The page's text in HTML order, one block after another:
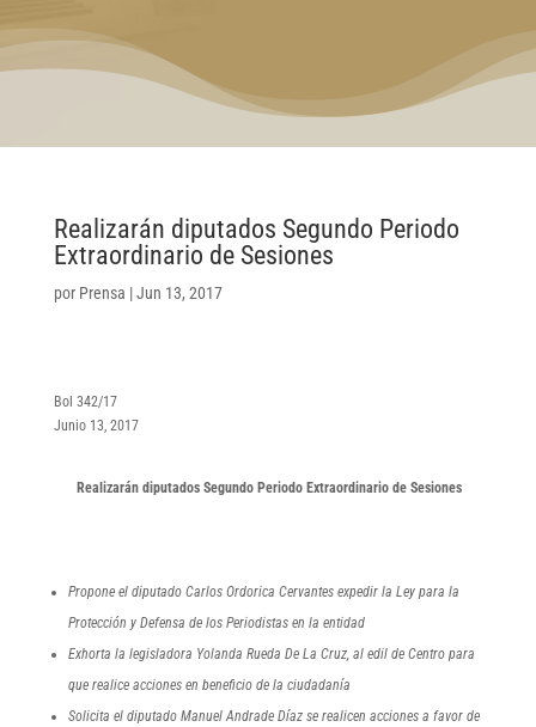
Realizarán diputados Segundo Periodo
Extraordinario de Sesiones
por Prensa |Jun 13, 2017
Bol 342/17
Junio 13, 2017
Realizarán diputados Segundo Periodo Extraordinario de Sesiones
Propone el diputado Carlos Ordorica Cervantes expedir la Ley para la
Protección y Defensa de los Periodistas en la entidad
Exhorta la legisladora Yolanda Rueda De La Cruz, al edil de Centro para
que realice acciones en beneficio de la ciudadanía
Solicita el diputado Manuel Andrade Díaz se realicen acciones a favor de